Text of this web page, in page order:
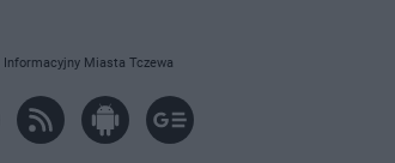
Miasta Tczewa